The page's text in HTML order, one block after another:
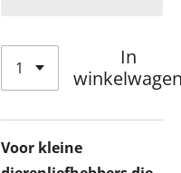
In
Voor kleine